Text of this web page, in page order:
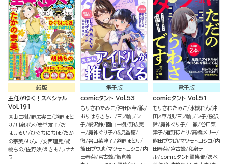
紙版
主任がゆく！スペシャル
Vol.191
園山由樹 野広実由 道野ほと
り
川泉ポメ 安堂友子 おー
はしるい ひぐちにちほ たか
の宗美 むんこ 安西理晃 胡
桃ちの 佐野妙 えきあ フナカ
ワ
電子版
comicタント Vol.53
もりさわたみこ 沖田×華 狼
おりはらさちこ 三ノ輪ブン
子 桜沢鈴 園山由樹 野広実
由 魔神ぐり子 成見香穂 一
徹 谷口菜津子 道野ほとり
熊田プウ助 マツモトヨシコ
内
田春菊 宮古蜂 飯倉義
電子版
comicタント Vol.51
もりさわたみこ 水槻れん 沖
田×華 狼 三ノ輪ブン子 桜沢
鈴 魔神ぐり子 一徹 谷口菜
津子 道野ほとり
高橋メリー
熊田プウ助 マツモトヨシコ
内
田春菊 宮古蜂 和泉テ
ル comicタント編集部 あべ